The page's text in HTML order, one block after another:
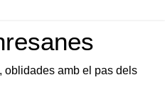
oblidades amb el pas dels